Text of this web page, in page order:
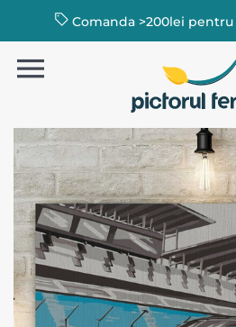
Comanda >200lei pentru